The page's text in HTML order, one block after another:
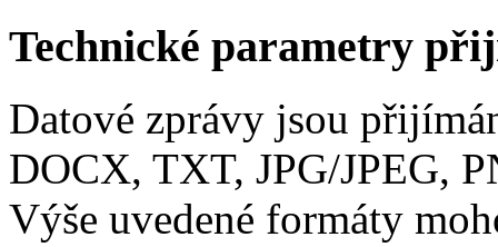
Technické parametry
Datové zprávy jsou
DOCX, TXT, JPG/JPEG,
Výše uvedené formáty